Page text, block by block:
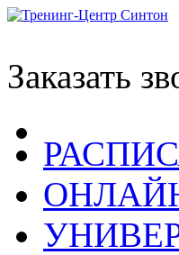
Заказать